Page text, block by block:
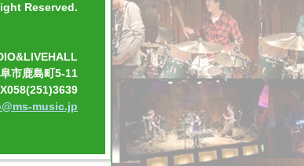
Reserved.
市鹿島町5-11
music.jp